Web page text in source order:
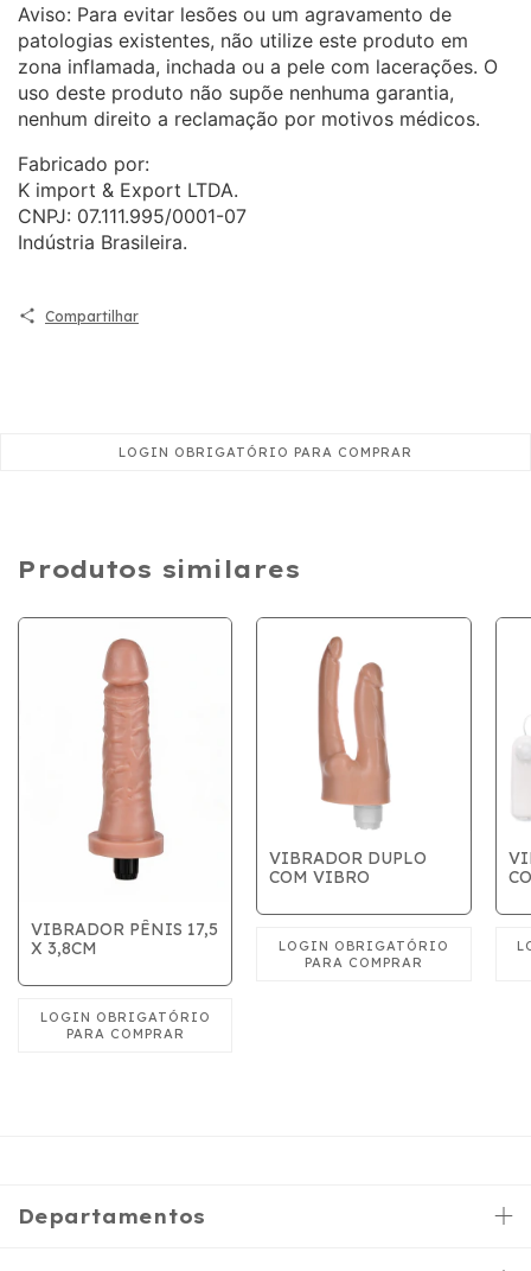
Aviso: Para evitar lesões ou um agravamento de
patologias existentes, não utilize este produto em
zona inflamada, inchada ou a pele com lacerações. O
uso deste produto não supõe nenhuma garantia,
nenhum direito a reclamação por motivos médicos.
Fabricado por:
K import & Export LTDA.
CNPJ: 07.111.995/0001-07
Indústria Brasileira.
Compartilhar
Produtos similares
VIBRADOR PÊNIS 17,5
X 3,8CM
VIBRADOR DUPLO
COM VIBRO
Departamentos